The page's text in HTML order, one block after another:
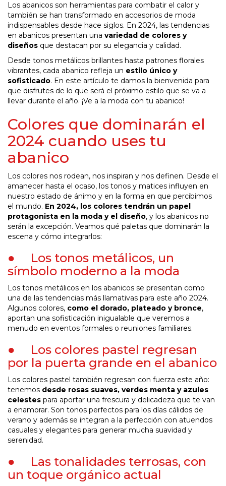
Los abanicos son herramientas para combatir el calor y
también se han transformado en accesorios de moda
indispensables desde hace siglos. En 2024, las tendencias
en abanicos presentan una variedad de colores y
diseños que destacan por su elegancia y calidad.
Desde tonos metálicos brillantes hasta patrones florales
vibrantes, cada abanico refleja un estilo único y
sofisticado. En este artículo te damos la bienvenida para
que disfrutes de lo que será el próximo estilo que se va a
llevar durante el año. ¡Ve a la moda con tu abanico!
Colores que dominarán el
2024 cuando uses tu
abanico
Los colores nos rodean, nos inspiran y nos definen. Desde el
amanecer hasta el ocaso, los tonos y matices influyen en
nuestro estado de ánimo y en la forma en que percibimos
el mundo. En 2024, los colores tendrán un papel
protagonista en la moda y el diseño, y los abanicos no
serán la excepción. Veamos qué paletas que dominarán la
escena y cómo integrarlos:
● Los tonos metálicos, un
símbolo moderno a la moda
Los tonos metálicos en los abanicos se presentan como
una de las tendencias más llamativas para este año 2024.
Algunos colores, como el dorado, plateado y bronce,
aportan una sofisticación inigualable que veremos a
menudo en eventos formales o reuniones familiares.
● Los colores pastel regresan
por la puerta grande en el abanico
Los colores pastel también regresan con fuerza este año:
tenemos desde rosas suaves, verdes menta y azules
celestes para aportar una frescura y delicadeza que te van
a enamorar. Son tonos perfectos para los días cálidos de
verano y además se integran a la perfección con atuendos
casuales y elegantes para generar mucha suavidad y
serenidad.
● Las tonalidades terrosas, con
un toque orgánico actual